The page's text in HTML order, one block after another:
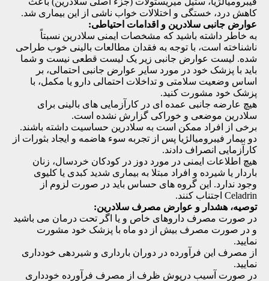
کاهش درد، خستگی و اختلالات خواب ناشی از این بیماری شد.
عوارض جانبی سلادرین و اقدامات احتیاطی:
به خاطر داشته باشید که مشخصات ایمنی سلادرین نسبتاً
ناشناخته است، با توجه به فقدان مطالعات بالینی خوب طراحی
شده. لیست عوارض جانبی زیر یک لیست قطعی نیست و شما
باید با پزشک خود در مورد سایر عوارض جانبی احتمالی، بر
اساس وضعیت سلامتی و تداخلات احتمالی دارو یا مکمل، با
پزشک خود مشورت کنید.
هیچ عارضه جانبی عمده ای در کارآزمایی های بالینی برای
سلادرین موضعی و خوراکی گزارش نشده است.
برخی از افراد ممکن است به سلادرین حساسیت داشته باشند.
دو بیمار فیبرومیالژیا پس از تجربه سوء هاضمه و ایجاد بثورات از
کارآزمایی انصراف دادند.
هیچ اطلاعات ایمنی در مورد دوز در کودکان خردسال، زنان
باردار یا شیرده و افراد مبتلا به بیماری شدید کبدی یا کلیوی
وجود ندارد. این گروه های حساس باید در صورت لزوم از
Celadrin اجتناب کنند.
توصیه، هشدار و عوارض مصرف سلادرین:
در صورت مصرف داروهای خاص و یا اگر تحت درمان می باشید
و در صورت مصرف بیش از دو ماه با پزشک خود مشورت
نمایید.
از مصرف این فرآورده در دوران بارداری و شیردهی خودداری
نمایید.
در صورت آسیب درپوش ظرف از مصرف فرآورده خودداری